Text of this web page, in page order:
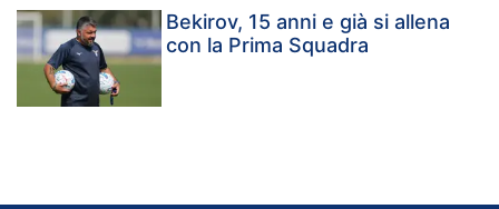
Bekirov, 15 anni e già si allena
con la Prima Squadra